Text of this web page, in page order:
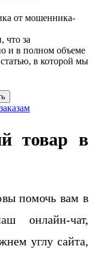
от мошенника-
что за
и в полном объеме
в которой мы
заказам
товар в
помочь вам в
онлайн-чат,
углу сайта,